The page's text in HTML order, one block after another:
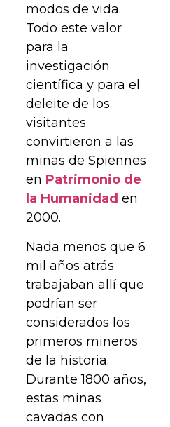
modos de vida.
Todo este valor
para la
investigación
científica y para el
deleite de los
visitantes
convirtieron a las
minas de Spiennes
en Patrimonio de
la Humanidaden
2000.
Nada menos que 6
mil años atrás
trabajaban allí que
podrían ser
considerados los
primeros mineros
de la historia.
Durante 1800 años,
estas minas
cavadas con